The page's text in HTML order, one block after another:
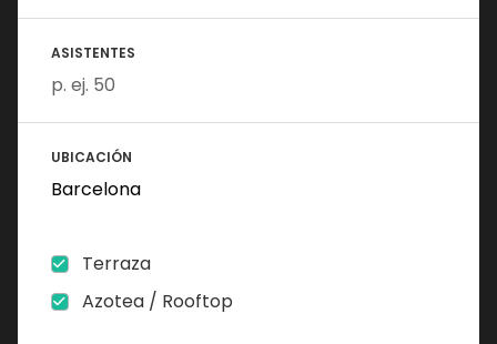
ASISTENTES
UBICACIÓN
Terraza
Azotea / Rooftop